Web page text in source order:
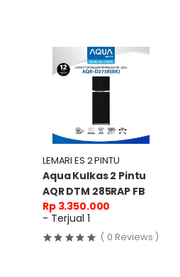
LEMARI ES 2 PINTU
Aqua Kulkas 2 Pintu
AQR DTM 285RAP FB
Rp 3.350.000
- Terjual 1
( 0 Reviews )